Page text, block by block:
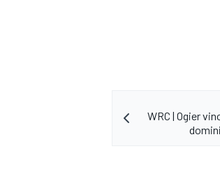
WRC | Ogier